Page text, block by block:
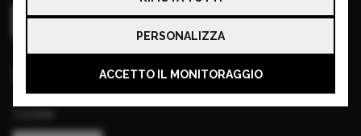
Informazioni base
PERSONALIZZA
ACCETTO IL MONITORAGGIO